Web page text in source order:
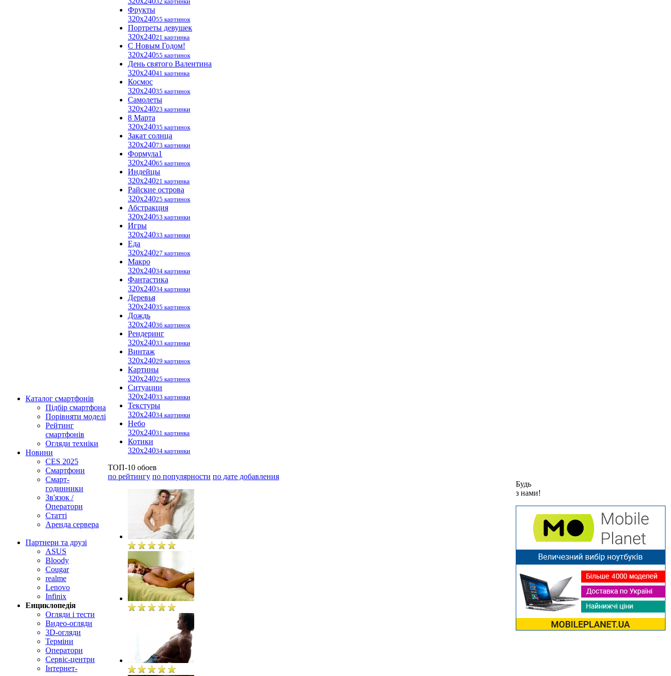
Каталог смартфонів
Підбір смартфона
Порівняти моделі
Рейтинг
смартфонів
Огляди техніки
Новини
CES 2025
Смартфони
Смарт-
годинники
Зв'язок /
Оператори
Статті
Аренда сервера
Партнери та друзі
ASUS
Bloody
Cougar
realme
Lenovo
Infinix
Енциклопедія
Огляди і тести
Видео-огляди
3D-огляди
Терміни
Оператори
Сервіс-центри
Інтернет-
Фрукты
320x24055 картинок
Портреты девушек
320x24021 картинка
С Новым Годом!
320x24055 картинок
День святого Валентина
320x24041 картинка
Космос
320x24035 картинок
Самолеты
320x24023 картинки
8 Марта
320x24035 картинок
Закат солнца
320x24073 картинки
Формула1
320x24065 картинок
Индейцы
320x24021 картинка
Райские острова
320x24025 картинок
Абстракция
320x24053 картинки
Игры
320x24033 картинки
Еда
320x24027 картинок
Макро
320x24034 картинки
Фантастика
320x24034 картинки
Деревья
320x24035 картинок
Дождь
320x24036 картинок
Рендеринг
320x24033 картинки
Винтаж
320x24029 картинок
Картины
320x24025 картинок
Ситуации
320x24033 картинки
Текстуры
320x24034 картинки
Небо
320x24031 картинка
Котики
320x24034 картинки
ТОП-10 обоев
по рейтингу по популярности по дате добавления
Будь
з нами!